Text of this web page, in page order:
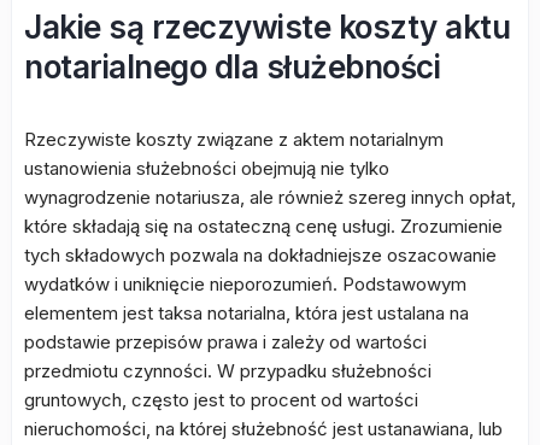
Jakie są rzeczywiste koszty aktu
notarialnego dla służebności
Rzeczywiste koszty związane z aktem notarialnym
ustanowienia służebności obejmują nie tylko
wynagrodzenie notariusza, ale również szereg innych opłat,
które składają się na ostateczną cenę usługi. Zrozumienie
tych składowych pozwala na dokładniejsze oszacowanie
wydatków i uniknięcie nieporozumień. Podstawowym
elementem jest taksa notarialna, która jest ustalana na
podstawie przepisów prawa i zależy od wartości
przedmiotu czynności. W przypadku służebności
gruntowych, często jest to procent od wartości
nieruchomości, na której służebność jest ustanawiana, lub